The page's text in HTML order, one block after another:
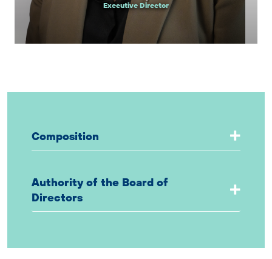
Executive Director
Composition
Authority of the Board of
Directors